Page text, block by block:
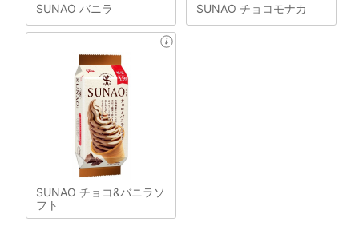
SUNAO バニラ SUNAO チョコモナカ
SUNAO チョコ&バニラソ
フト